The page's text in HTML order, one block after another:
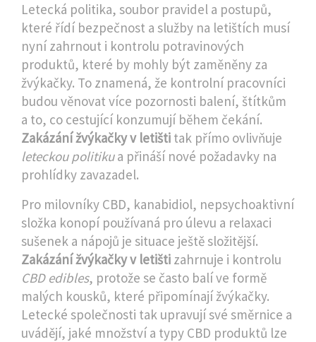
Letecká politika, soubor pravidel a postupů,
které řídí bezpečnost a služby na letištích musí
nyní zahrnout i kontrolu potravinových
produktů, které by mohly být zaměněny za
žvýkačky. To znamená, že kontrolní pracovníci
budou věnovat více pozornosti balení, štítkům
a to, co cestující konzumují během čekání.
Zakázání žvýkačky v letišti tak přímo ovlivňuje
leteckou politikua přináší nové požadavky na
prohlídky zavazadel.
Pro milovníky CBD, kanabidiol, nepsychoaktivní
složka konopí používaná pro úlevu a relaxaci
sušenek a nápojů je situace ještě složitější.
Zakázání žvýkačky v letišti zahrnuje i kontrolu
CBD edibles, protože se často balí ve formě
malých kousků, které připomínají žvýkačky.
Letecké společnosti tak upravují své směrnice a
uvádějí, jaké množství a typy CBD produktů lze